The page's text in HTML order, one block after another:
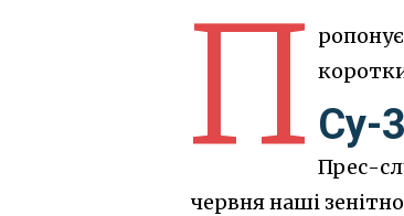
П Су-
Прес-
червня наші